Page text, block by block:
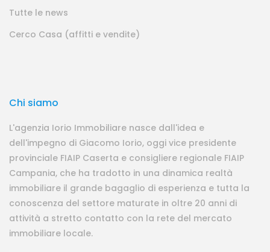
Tutte le news
Cerco Casa (affitti e vendite)
Chi siamo
L'agenzia Iorio Immobiliare nasce dall'idea e
dell'impegno di Giacomo Iorio, oggi vice presidente
provinciale FIAIP Caserta e consigliere regionale FIAIP
Campania, che ha tradotto in una dinamica realtà
immobiliare il grande bagaglio di esperienza e tutta la
conoscenza del settore maturate in oltre 20 anni di
attività a stretto contatto con la rete del mercato
immobiliare locale.